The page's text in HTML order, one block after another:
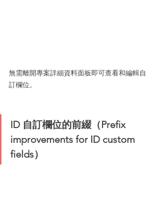
無需離開專案詳細資料面板即可查看和編輯自
訂欄位。
ID 自訂欄位的前綴（Prefix
improvements for ID custom
fields）